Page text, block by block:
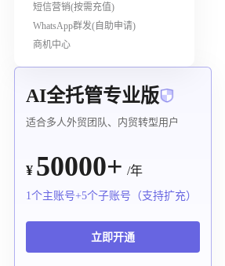
短信营销(按需充值)
WhatsApp群发(自助申请)
商机中心
AI全托管专业版
适合多人外贸团队、内贸转型用户
¥ 50000+ /年
1个主账号+5个子账号（支持扩充）
立即开通